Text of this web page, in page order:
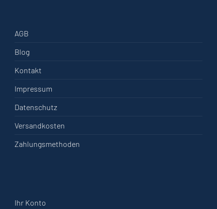
AGB
Blog
Kontakt
Impressum
Datenschutz
Versandkosten
Zahlungsmethoden
Ihr Konto